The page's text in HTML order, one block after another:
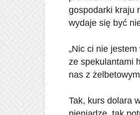
gospodarki kraju
wydaje się być
„Nic ci nie
ze spekulantami
nas z
Tak, kurs dolara